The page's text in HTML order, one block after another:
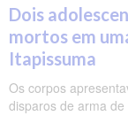
Dois
mortos em
Itapissuma
Os corpos
disparos de arma de